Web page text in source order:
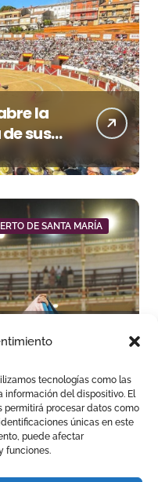
tecnologías como las
del dispositivo. El
permitirá procesar datos como
únicas en este
puede afectar
funciones.
la
sus
DE SANTA MARÍA
su
y dos